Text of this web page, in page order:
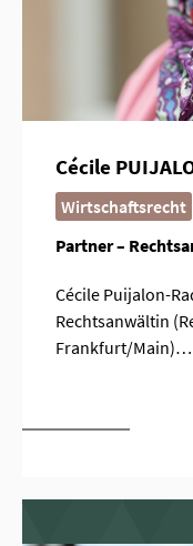
Cécile
Wirtschaftsrecht
Partner –
Cécile Puijalon-
Rechtsanwältin
Frankfurt/